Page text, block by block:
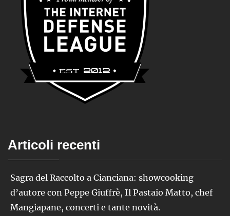
Articoli recenti
Sagra del Raccolto a Cianciana: showcooking
d’autore con Peppe Giuffrè, Il Pastaio Matto, chef
Mangiapane, concerti e tante novità.